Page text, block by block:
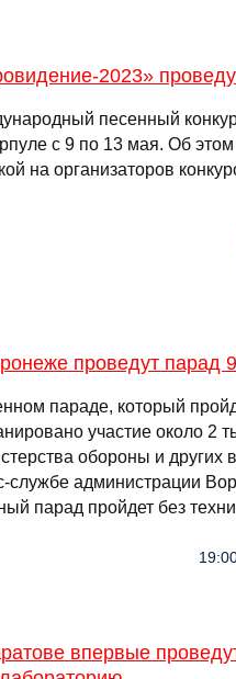
2023»
песенный
с 9 по 13 мая. Об
на организаторов
проведут парад
параде, который
участие около 2
обороны и
службе администрации
парад пройдет без
впервые